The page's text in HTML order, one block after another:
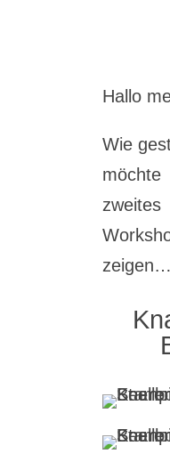
Hallo
Wie
zeigen…